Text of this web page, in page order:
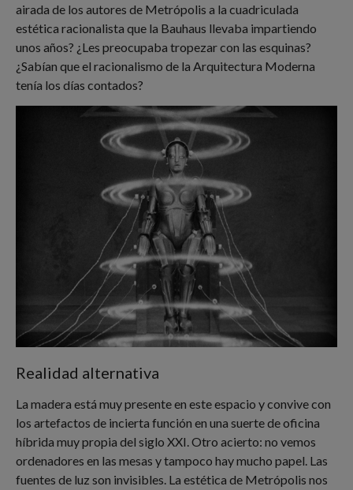
airada de los autores de Metrópolis a la cuadriculada
estética racionalista que la Bauhaus llevaba impartiendo
unos años? ¿Les preocupaba tropezar con las esquinas?
¿Sabían que el racionalismo de la Arquitectura Moderna
tenía los días contados?
Realidad alternativa
La madera está muy presente en este espacio y convive con
los artefactos de incierta función en una suerte de oficina
híbrida muy propia del siglo XXI. Otro acierto: no vemos
ordenadores en las mesas y tampoco hay mucho papel. Las
fuentes de luz son invisibles. La estética de Metrópolis nos